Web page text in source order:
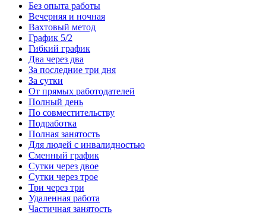
Без опыта работы
Вечерняя и ночная
Вахтовый метод
График 5/2
Гибкий график
Два через два
За последние три дня
За сутки
От прямых работодателей
Полный день
По совместительству
Подработка
Полная занятость
Для людей с инвалидностью
Сменный график
Сутки через двое
Сутки через трое
Три через три
Удаленная работа
Частичная занятость